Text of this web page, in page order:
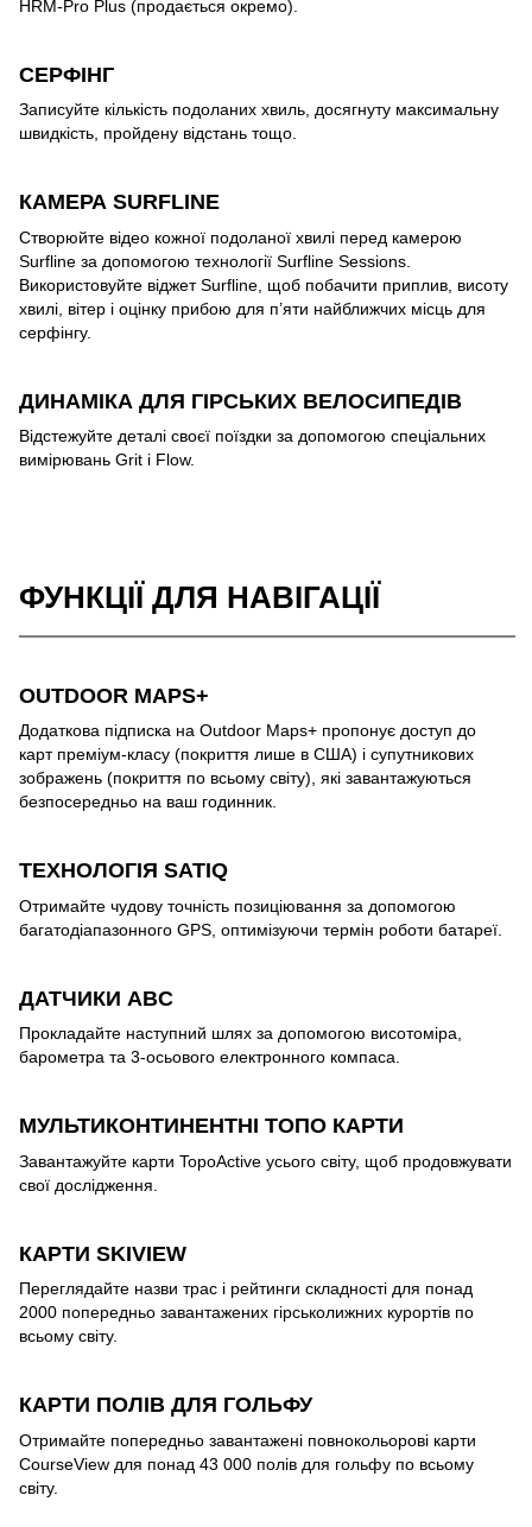
HRM-Pro Plus (продається окремо).
СЕРФІНГ
Записуйте кількість подоланих хвиль, досягнуту максимальну
швидкість, пройдену відстань тощо.
КАМЕРА SURFLINE
Створюйте відео кожної подоланої хвилі перед камерою
Surfline за допомогою технології Surfline Sessions.
Використовуйте віджет Surfline, щоб побачити приплив, висоту
хвилі, вітер і оцінку прибою для п’яти найближчих місць для
серфінгу.
ДИНАМІКА ДЛЯ ГІРСЬКИХ ВЕЛОСИПЕДІВ
Відстежуйте деталі своєї поїздки за допомогою спеціальних
вимірювань Grit і Flow.
ФУНКЦІЇ ДЛЯ НАВІГАЦІЇ
OUTDOOR MAPS+
Додаткова підписка на Outdoor Maps+ пропонує доступ до
карт преміум-класу (покриття лише в США) і супутникових
зображень (покриття по всьому світу), які завантажуються
безпосередньо на ваш годинник.
ТЕХНОЛОГІЯ SATIQ
Отримайте чудову точність позиціювання за допомогою
багатодіапазонного GPS, оптимізуючи термін роботи батареї.
ДАТЧИКИ ABC
Прокладайте наступний шлях за допомогою висотоміра,
барометра та 3-осьового електронного компаса.
МУЛЬТИКОНТИНЕНТНІ ТОПО КАРТИ
Завантажуйте карти TopoActive усього світу, щоб продовжувати
свої дослідження.
КАРТИ SKIVIEW
Переглядайте назви трас і рейтинги складності для понад
2000 попередньо завантажених гірськолижних курортів по
всьому світу.
КАРТИ ПОЛІВ ДЛЯ ГОЛЬФУ
Отримайте попередньо завантажені повнокольорові карти
CourseView для понад 43 000 полів для гольфу по всьому
світу.